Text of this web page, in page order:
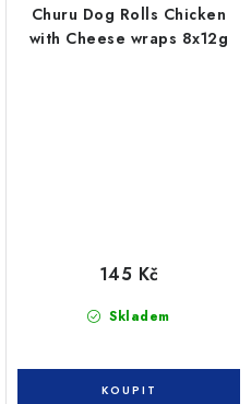
Churu Dog Rolls Chicken
with Cheese wraps 8x12g
Skladem
145 Kč